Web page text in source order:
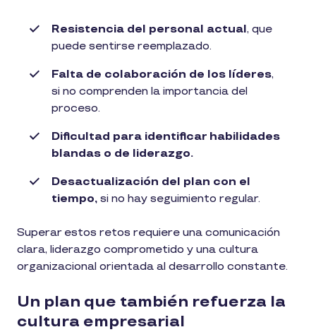
Resistencia del personal actual, que
puede sentirse reemplazado.
Falta de colaboración de los líderes,
si no comprenden la importancia del
proceso.
Dificultad para identificar habilidades
blandas o de liderazgo.
Desactualización del plan con el
tiempo, si no hay seguimiento regular.
Superar estos retos requiere una comunicación
clara, liderazgo comprometido y una cultura
organizacional orientada al desarrollo constante.
Un plan que también refuerza la
cultura empresarial